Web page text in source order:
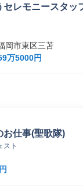
レモニースタッ
岡市東区三苫
万5000円
お仕事(聖歌隊)
スト